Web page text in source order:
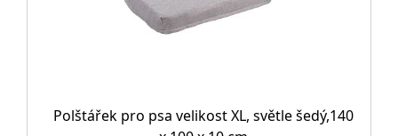
Polštářek pro psa velikost XL, světle šedý,140